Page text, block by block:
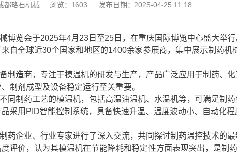
都珞石机械 浏览：1603 发布日期：2025-04-25 11:18
博览会于2025年4月23日至25日，在重庆国际博览中心盛大举
自全球近30个国家和地区的1400余家参展商，集中展示制药机
制造商，专注于模温机的研发与生产，产品广泛应用于制药、化
制剂成型及设备稳定运行至关重要。
同制药工艺的模温机，包括高温油温机、水温机等，可满足制
采用PID智能控制系统，具备快速升温、温度波动小、自动化
药企业、行业专家进行了深入交流，共同探讨制药温控技术的
评价，认为其模温机在节能降耗和稳定性方面表现突出，是制